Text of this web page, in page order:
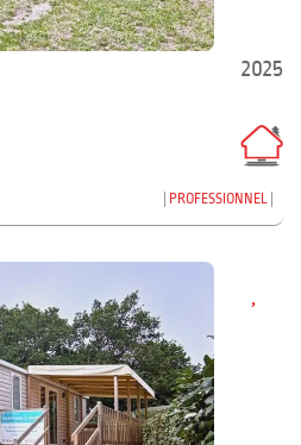
2025
PROFESSIONNEL